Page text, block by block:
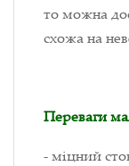
то можна
схожа на
Переваги
- міцний